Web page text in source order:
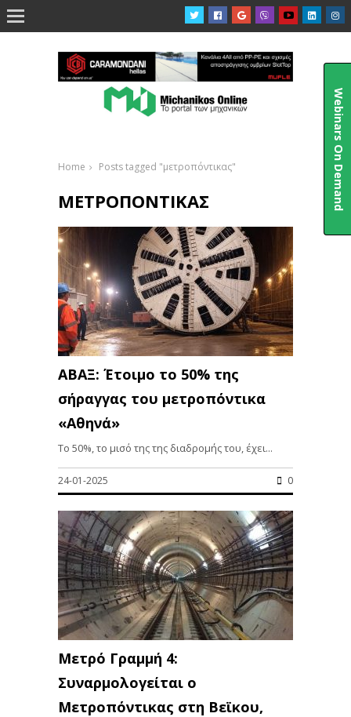

Home Posts tagged "μετροπόντικας"
ΜΕΤΡΟΠΌΝΤΙΚΑΣ
ΑΒΑΞ: Έτοιμο το 50% της
σήραγγας του μετροπόντικα
«Αθηνά»
Το 50%, το μισό της της διαδρομής του, έχει...
24-01-2025 0
Μετρό Γραμμή 4:
Συναρμολογείται ο
Μετροπόντικας στη Βεϊκου,
Webinars On Demand